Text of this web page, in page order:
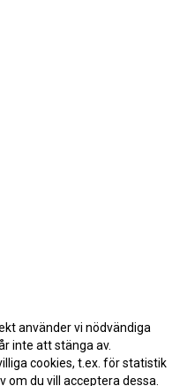
använder vi nödvändiga
inte att stänga av.
cookies, t.ex. för statistik
om du vill acceptera dessa.